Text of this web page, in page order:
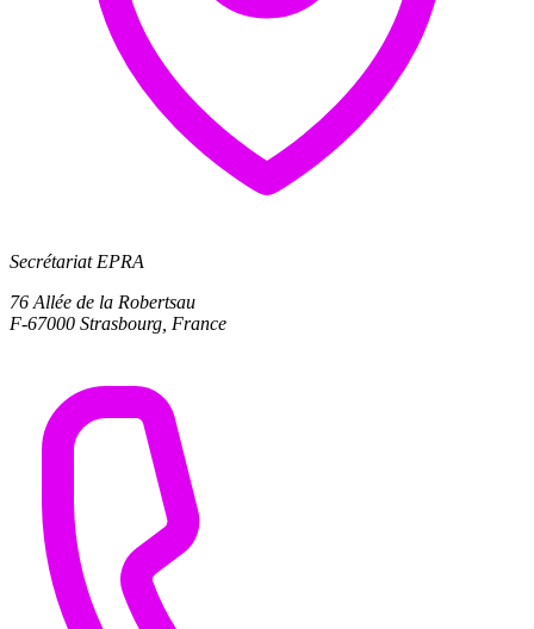
Secrétariat EPRA
76 Allée de la Robertsau
F-67000 Strasbourg, France